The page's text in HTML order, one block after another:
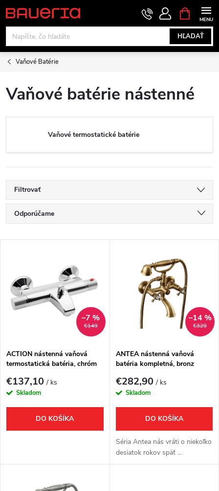
Prejsť
na
obsah
HĽADAŤ
KOŠÍK
Vaňové Batérie
Vaňové batérie nástenné
Vaňové termostatické batérie
Filtrovať
R
a
e
n
e
p
r
o
d
Odporúčame
Najpredávanejšie
Abecedne
ý
p
s
p
r
u
€149
–7 %
ACTION nástenná vaňová
termostatická batéria, chróm
€137,10/ ks
Skladom
DO KOŠÍKA
€329
–14 %
ANTEA nástenná vaňová
batéria kompletná, bronz
€282,90/ ks
Skladom
DO KOŠÍKA
Séria Antea nás vráti o niekoľko
desiatok rokov späť ...